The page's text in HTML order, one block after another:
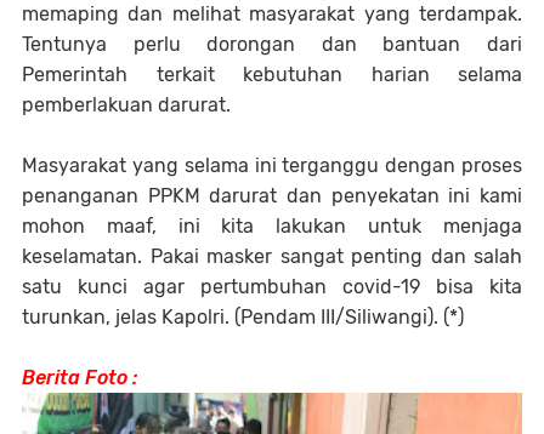
memaping dan melihat masyarakat yang terdampak.
Tentunya perlu dorongan dan bantuan dari
Pemerintah terkait kebutuhan harian selama
pemberlakuan darurat.
Masyarakat yang selama ini terganggu dengan proses
penanganan PPKM darurat dan penyekatan ini kami
mohon maaf, ini kita lakukan untuk menjaga
keselamatan. Pakai masker sangat penting dan salah
satu kunci agar pertumbuhan covid-19 bisa kita
turunkan, jelas Kapolri. (Pendam III/Siliwangi). (*)
Berita Foto :